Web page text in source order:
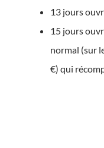
13 jours
15 jours
normal (sur
€) qui